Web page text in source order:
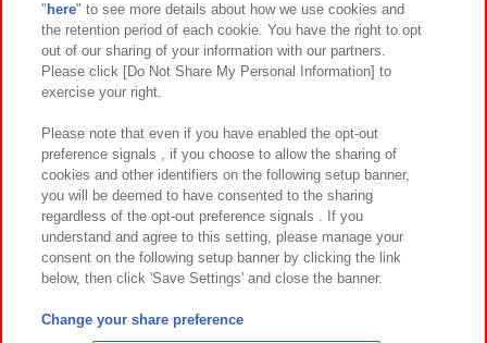
関連会社 サステナビリティ サイトポリシー
プライバシーポリシー ウェブアクセシビリティ方針と検証結果
お取引先さまとともに
カスタマーハラスメント対応方針 よくあるご質問・お問い合わせ
©Bandai Namco Amusement Inc.
©Bandai Namco Amusement Lab Inc.
" here" to see more details about how we use cookies and
the retention period of each cookie. You have the right to opt
out of our sharing of your information with our partners.
Please click [Do Not Share My Personal Information] to
exercise your right.
Please note that even if you have enabled the opt-out
preference signals , if you choose to allow the sharing of
cookies and other identifiers on the following setup banner,
you will be deemed to have consented to the sharing
regardless of the opt-out preference signals . If you
understand and agree to this setting, please manage your
consent on the following setup banner by clicking the link
below, then click 'Save Settings' and close the banner.
Change your share preference